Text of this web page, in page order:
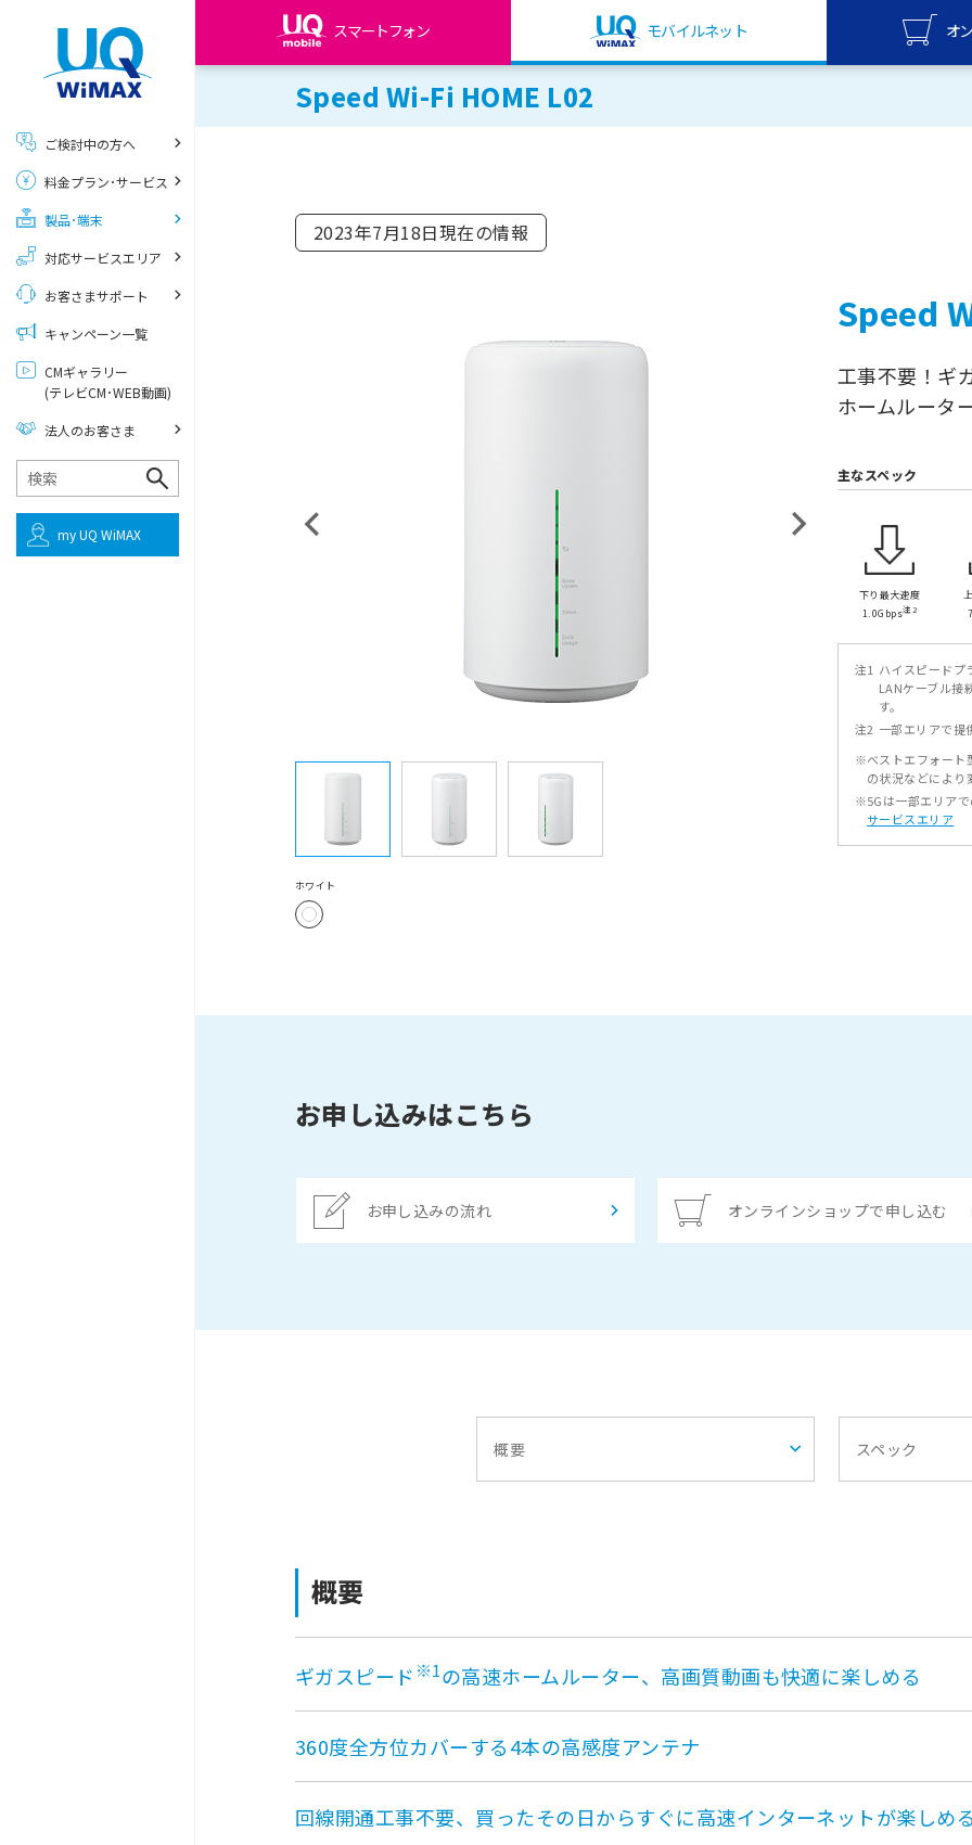
スマートフォン モバイルネット オ
my UQ WiMAX
UQ WiMAX ご契約の方
UQ mobile
データチャージサイト
Speed Wi-Fi HOME L02
2023年7月18日現在の情報
ホワイト
Speed
工事不要！ギ
ホームルータ
主なスペック
下り最大速度
1.0Gbps注2
注1 ハイスピードプ
LANケーブル接
す。
注2 一部エリアで提
※ベストエフォート
の状況などにより
※5Gは一部エリア
サービスエリア
お申し込みはこちら
お申し込みの流れ オンラインショップで申し込む
概要 スペック
概要
ギガスピード ※1の高速ホームルーター、高画質動画も快適に楽しめる
360度全方位カバーする4本の高感度アンテナ
回線開通工事不要、買ったその日からすぐに高速インターネットが楽しめ
ご検討中の方へ
料金プラン･サービス
製品･端末
対応サービスエリア
お客さまサポート
キャンペーン一覧
CMギャラリー
(テレビCM･WEB動画)
法人のお客さま
my UQ WiMAX